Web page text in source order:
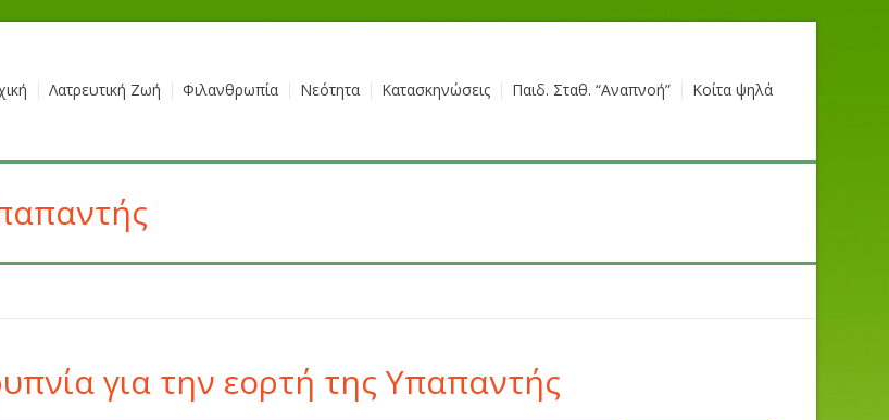
Λατρευτική Ζωή Φιλανθρωπία Νεότητα Κατασκηνώσεις Παιδ. Σταθ. “Αναπνοή” Κοίτα ψηλά
για την εορτή της Υπαπαντής